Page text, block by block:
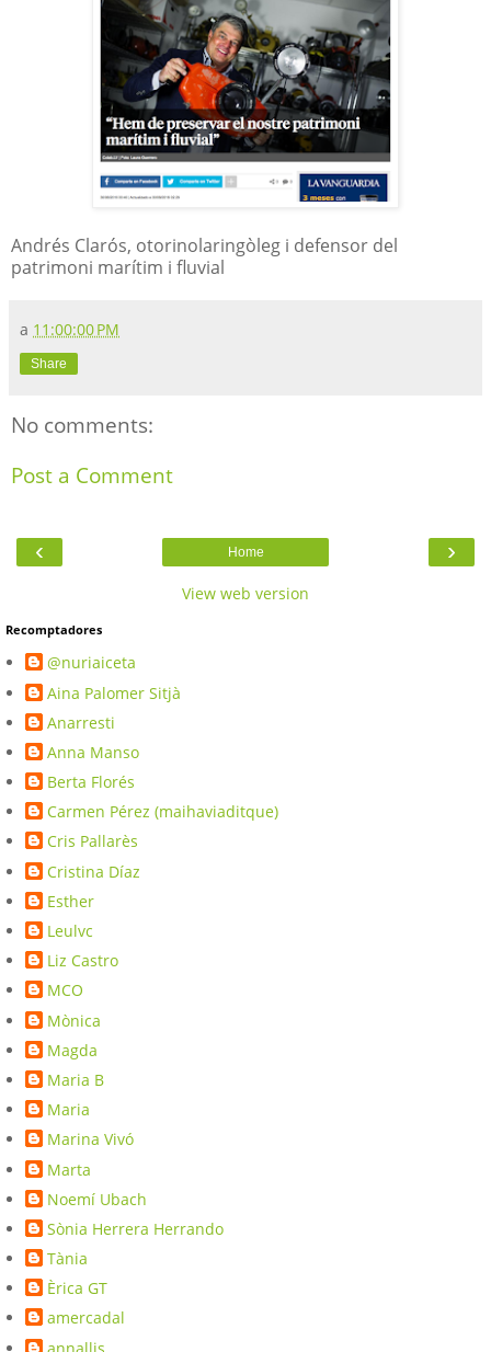
Andrés Clarós, otorinolaringòleg i defensor del
patrimoni marítim i fluvial
a 11:00:00 PM
Share
No comments:
Post a Comment
‹ ›
Home
View web version
Recomptadores
@nuriaiceta
Aina Palomer Sitjà
Anarresti
Anna Manso
Berta Florés
Carmen Pérez (maihaviaditque)
Cris Pallarès
Cristina Díaz
Esther
Leulvc
Liz Castro
MCO
Mònica
Magda
Maria B
Maria
Marina Vivó
Marta
Noemí Ubach
Sònia Herrera Herrando
Tània
Èrica GT
amercadal
annallis